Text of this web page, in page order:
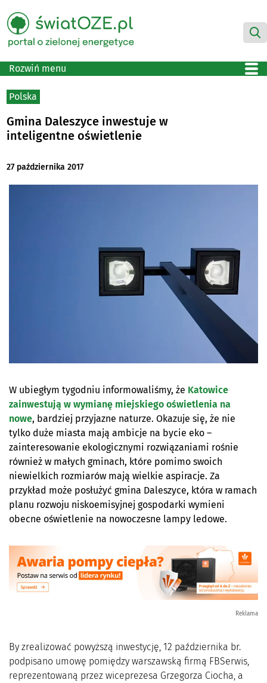
Rozwiń menu
Polska
Gmina Daleszyce inwestuje w
inteligentne oświetlenie
27 października 2017
W ubiegłym tygodniu informowaliśmy, że Katowice
zainwestują w wymianę miejskiego oświetlenia na
nowe, bardziej przyjazne naturze. Okazuje się, że nie
tylko duże miasta mają ambicje na bycie eko –
zainteresowanie ekologicznymi rozwiązaniami rośnie
również w małych gminach, które pomimo swoich
niewielkich rozmiarów mają wielkie aspiracje. Za
przykład może posłużyć gmina Daleszyce, która w ramach
planu rozwoju niskoemisyjnej gospodarki wymieni
obecne oświetlenie na nowoczesne lampy ledowe.
Reklama
By zrealizować powyższą inwestycję, 12 października br.
podpisano umowę pomiędzy warszawską firmą FBSerwis,
reprezentowaną przez wiceprezesa Grzegorza Ciocha, a